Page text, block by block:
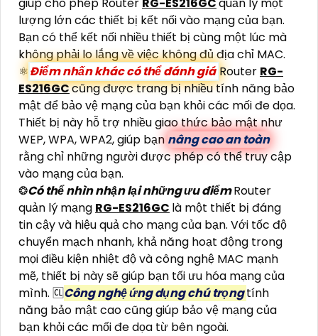
lượng lớn các thiết bị kết nối vào mạng của bạn.
Bạn có thể kết nối nhiều thiết bị cùng một lúc mà
không phải lo lắng về việc không đủ địa chỉ MAC.
⚛️Điểm nhấn khác có thể đánh giá Router RG-
ES216GCcũng được trang bị nhiều tính năng bảo
mật để bảo vệ mạng của bạn khỏi các mối đe dọa.
Thiết bị này hỗ trợ nhiều giao thức bảo mật như
WEP, WPA, WPA2, giúp bạn nâng cao an toàn
rằng chỉ những người được phép có thể truy cập
vào mạng của bạn.
❂Có thể nhìn nhận lại những ưu điểmRouter
quản lý mạng RG-ES216GC là một thiết bị đáng
tin cậy và hiệu quả cho mạng của bạn. Với tốc độ
chuyển mạch nhanh, khả năng hoạt động trong
mọi điều kiện nhiệt độ và công nghệ MAC mạnh
mẽ, thiết bị này sẽ giúp bạn tối ưu hóa mạng của
mình. 🆑Công nghệ ứng dụng chú trọngtính
năng bảo mật cao cũng giúp bảo vệ mạng của
bạn khỏi các mối đe dọa từ bên ngoài.